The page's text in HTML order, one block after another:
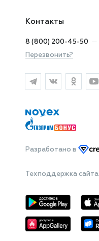
Контакты
8 (800) 200-45-50 —
Перезвонить?
Разработано в
Техподдержка сайта